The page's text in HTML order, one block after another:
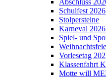
Abschluss
Schulfest 2026
Stolpersteine
Karneval 2026
Spiel- und
Vorlesetag
Klassenfahrt
Motte will